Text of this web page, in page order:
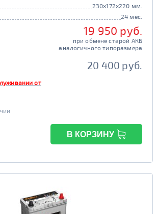
230x172x220 мм.
24 мес.
19 950 руб.
при обмене старой АКБ
аналогичного типоразмера
20 400 руб.
от
В КОРЗИНУ